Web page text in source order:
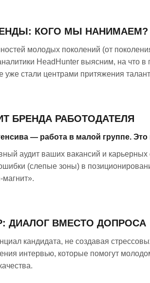
КОГО МЫ НАНИМАЕМ?
молодых поколений (от
HeadHunter выясним, на
уже стали центрами притяжения
БРЕНДА РАБОТОДАТЕЛЯ
— работа в малой группе.
аудит ваших вакансий и
(слепые зоны) в
магнит».
ДИАЛОГ ВМЕСТО ДОПРОСА
кандидата, не создавая
интервью, которые помогут